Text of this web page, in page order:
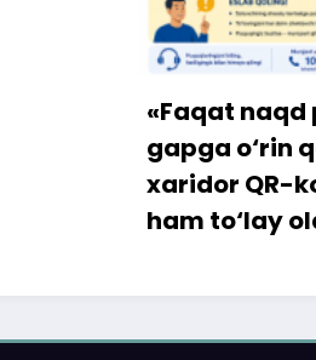
«Faqat naqd pul»
gapga o‘rin
xaridor QR-kod orqali
ham to‘lay oladi